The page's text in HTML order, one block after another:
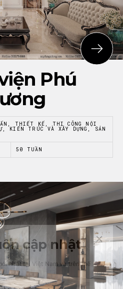
cập nhật
nhất tại Việt Nam và trên thế
Phú
THIẾT KẾ, THI CÔNG NỘI
KIẾN TRÚC VÀ XÂY DỰNG, SẢN
50 TUẦN